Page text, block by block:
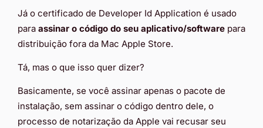
Já o certificado de Developer Id Application é usado
para assinar o código do seu aplicativo/software para
distribuição fora da Mac Apple Store.
Tá, mas o que isso quer dizer?
Basicamente, se você assinar apenas o pacote de
instalação, sem assinar o código dentro dele, o
processo de notarização da Apple vai recusar seu